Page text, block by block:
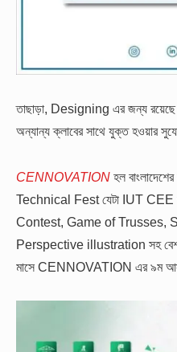
তাছাড়া, Designing এর জন্য
অন্যান্য ক্লাবের সাথে যুক্ত হওয়ার
CENNOVATION হল
Technical Fest যেটা IUT CEE
Contest, Game of Trusses,
Perspective illustration সহ বেশ
মাসে CENNOVATION এর ৯ম